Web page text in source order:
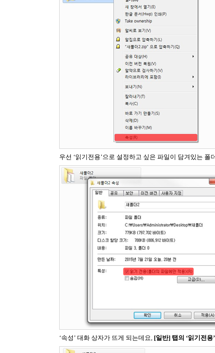
우선 ‘읽기전용’으로 설정하고 싶은 파일이 담겨있는 폴
‘속성’ 대화 상자가 뜨게 되는데요, [일반] 탭의 ‘읽기전용